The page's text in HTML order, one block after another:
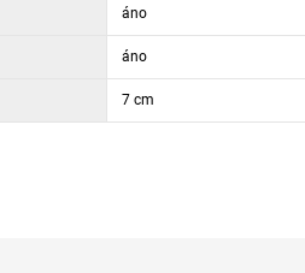
áno
áno
7 cm